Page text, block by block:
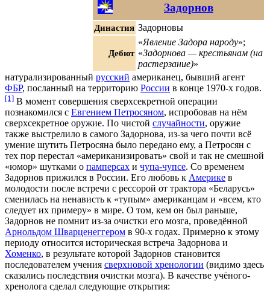
Задорнов
Династия Задорновы
Дебют
«Явление Задора народу»;
«Задорнова — крестьянам (на
растерзание)»
натурализированный русский американец, бывший агент
ФБР, посланный на территорию России в конце 1970-х годов.
[1] В момент совершения сверхсекретной операции
познакомился с Евгением Петросяном, испробовав на нём
сверхсекретное оружие. По чистой случайности, оружие
также выстрелило в самого Задорнова, из-за чего почти всё
умение шутить Петросяна было передано ему, а Петросян с
тех пор перестал «американизировать» свой и так не смешной
«юмор» шутками о памперсах и чупа-чупсе. Со временем
Задорнов прижился в России. Его любовь к Америке в
молодости после встречи с рессорой от трактора «Беларусь»
сменилась на ненависть к «тупым» американцам и «всем, кто
следует их примеру» в мире. О том, кем он был раньше,
Задорнов не помнит из-за очистки его мозга, проведённой
Арнольдом Шварценеггером в 90-х годах. Примерно к этому
периоду относится историческая встреча Задорнова и
Хоменко, в результате которой Задорнов становится
последователем учения сверхновой хренологии (видимо здесь
сказались последствия очистки мозга). В качестве учёного-
хренолога сделал следующие открытия: